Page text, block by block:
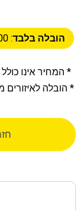
הובלה בלבד: 300 ₪
* המחיר אינו
* הובלה